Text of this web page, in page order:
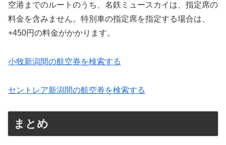
空港までのルートのうち、名鉄ミュースカイは、指定席の
料金を含みません。特別車の指定席を指定する場合は、
+450円の料金がかかります。
小牧新潟間の航空券を検索する
セントレア新潟間の航空券を検索する
まとめ